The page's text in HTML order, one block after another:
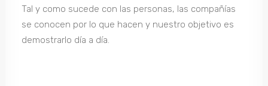
Tal y como sucede con las personas, las compañías
se conocen por lo que hacen y nuestro objetivo es
demostrarlo día a día.